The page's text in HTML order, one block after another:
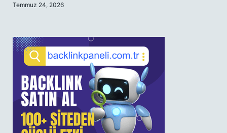
Temmuz 24, 2026